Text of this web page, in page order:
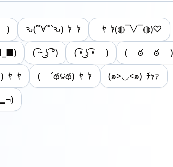
( ◔ิ ԅ(´´ิ∀´ิ`ԅ)ﾆﾔﾆﾔ ﾆﾔﾆﾔ(◍¯∀¯◍)♡
( ͡~ ͜ʖ ͡°) ( ͡• ͜ʖ ͡• ) ( ఠ ఠ )
ﾆﾔﾆﾔ ( ´థ౪థ)ﾆﾔﾆﾔ (๑>◡<๑)ﾆﾁｬｧ